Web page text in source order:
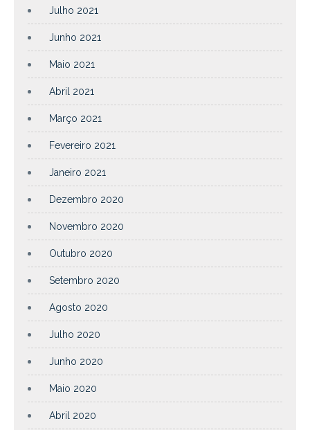
Julho 2021
Junho 2021
Maio 2021
Abril 2021
Março 2021
Fevereiro 2021
Janeiro 2021
Dezembro 2020
Novembro 2020
Outubro 2020
Setembro 2020
Agosto 2020
Julho 2020
Junho 2020
Maio 2020
Abril 2020